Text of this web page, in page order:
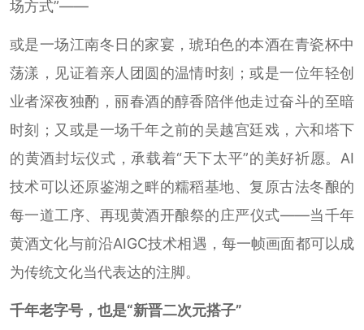
场方式”——
或是一场江南冬日的家宴，琥珀色的本酒在青瓷杯中
荡漾，见证着亲人团圆的温情时刻；或是一位年轻创
业者深夜独酌，丽春酒的醇香陪伴他走过奋斗的至暗
时刻；又或是一场千年之前的吴越宫廷戏，六和塔下
的黄酒封坛仪式，承载着“天下太平”的美好祈愿。AI
技术可以还原鉴湖之畔的糯稻基地、复原古法冬酿的
每一道工序、再现黄酒开酿祭的庄严仪式——当千年
黄酒文化与前沿AIGC技术相遇，每一帧画面都可以成
为传统文化当代表达的注脚。
千年老字号， 也是“新晋二次元搭子”